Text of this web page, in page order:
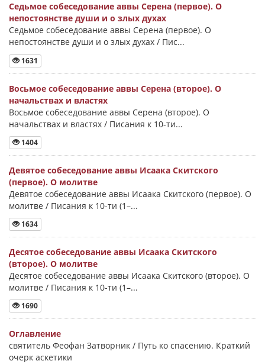
Седьмое собеседование аввы Серена (первое). О
непостоянстве души и о злых духах
Седьмое собеседование аввы Серена (первое). О
непостоянстве души и о злых духах / Пис...
1631
Восьмое собеседование аввы Серена (второе). О
начальствах и властях
Восьмое собеседование аввы Серена (второе). О
начальствах и властях / Писания к 10-ти...
1404
Девятое собеседование аввы Исаака Скитского
(первое). О молитве
Девятое собеседование аввы Исаака Скитского (первое). О
молитве / Писания к 10-ти (1–...
1634
Десятое собеседование аввы Исаака Скитского
(второе). О молитве
Десятое собеседование аввы Исаака Скитского (второе). О
молитве / Писания к 10-ти (1–...
1690
Оглавление
святитель Феофан Затворник / Путь ко спасению. Краткий
очерк аскетики